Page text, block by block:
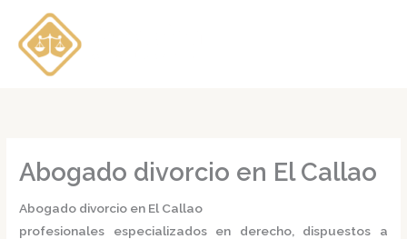
contenido
Abogado divorcio en El Callao
Abogado divorcio en El Callao
profesionales especializados en derecho, dispuestos a